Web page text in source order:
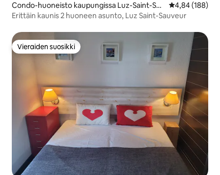
Condo-huoneisto kaupungissa Luz-Saint-Sau
veur
4,84 (188)
Erittäin kaunis 2 huoneen asunto, Luz Saint-Sauveur
Vieraiden suosikki
Vieraiden suosikki